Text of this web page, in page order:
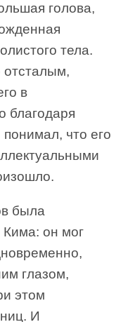
голова,
тела.
отсталым,
в
благодаря
что его
была
он мог
глазом,
этом
И